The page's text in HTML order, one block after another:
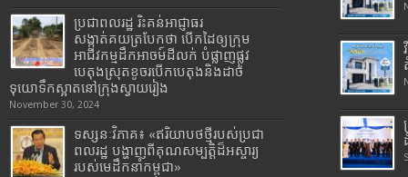
ប្រជាពលរដ្ឋ រិះគន់អាជ្ញាធរ
សង្កាត់គយត្របែកថា បើកដៃឲ្យក្រុម
អាជីវកម្មដឹកអាចម៍ដីលក់ បំផ្លាញផ្លូវ
បេតុងស្រុតខូចរបើកបេតុងនិងដាច់
ទុយោទឹកស្អាតនៅក្រុងស្វាយរៀង
November 30, 2024
ទស្សនៈវិភាគ៖ «ឥរិយាបថថ្មីរបស់ប្រជា
ពលរដ្ឋ បង្ហាញពីគុណសម្បត្តិដ៏អស្ចារ្យ
របស់មេដឹកនាំកម្ពុជា»